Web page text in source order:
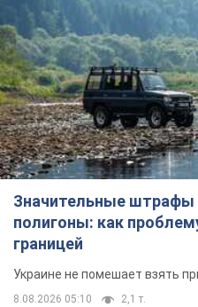
Значительные штрафы
полигоны: как
границей
Украине не помешает взять
8.08.2026 05:10 2,1 т.